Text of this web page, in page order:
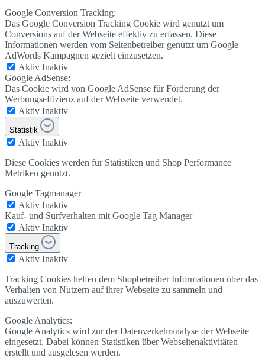
Google Conversion Tracking:
Das Google Conversion Tracking Cookie wird genutzt um
Conversions auf der Webseite effektiv zu erfassen. Diese
Informationen werden vom Seitenbetreiber genutzt um Google
AdWords Kampagnen gezielt einzusetzen.
Aktiv Inaktiv
Google AdSense:
Das Cookie wird von Google AdSense für Förderung der
Werbungseffizienz auf der Webseite verwendet.
Aktiv Inaktiv
Statistik
Aktiv Inaktiv
Diese Cookies werden für Statistiken und Shop Performance
Metriken genutzt.
Google Tagmanager
Aktiv Inaktiv
Kauf- und Surfverhalten mit Google Tag Manager
Aktiv Inaktiv
Tracking
Aktiv Inaktiv
Tracking Cookies helfen dem Shopbetreiber Informationen über das
Verhalten von Nutzern auf ihrer Webseite zu sammeln und
auszuwerten.
Google Analytics:
Google Analytics wird zur der Datenverkehranalyse der Webseite
eingesetzt. Dabei können Statistiken über Webseitenaktivitäten
erstellt und ausgelesen werden.